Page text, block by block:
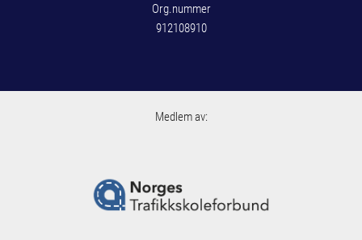
Org.nummer
912108910
Medlem av: